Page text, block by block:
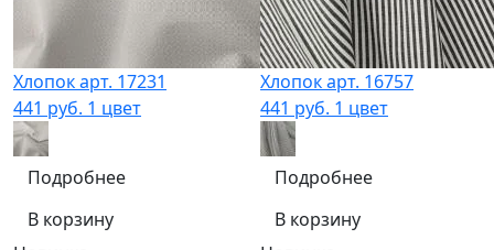
Хлопок арт. 17231
441 руб. 1 цвет
Подробнее
В корзину
Хлопок арт. 16757
441 руб. 1 цвет
Подробнее
В корзину